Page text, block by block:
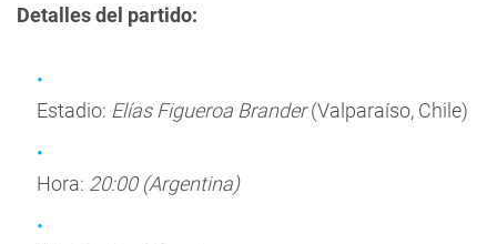
Detalles del partido:
Estadio: Elías Figueroa Brander(Valparaíso, Chile)
Hora: 20:00 (Argentina)